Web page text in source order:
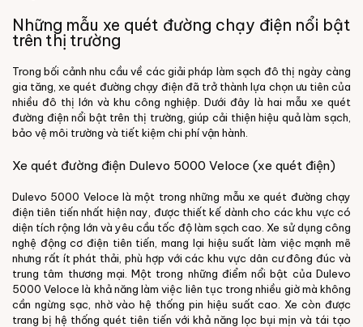
Những mẫu xe quét đường chạy điện nổi bật
trên thị trường
Trong bối cảnh nhu cầu về các giải pháp làm sạch đô thị ngày càng
gia tăng, xe quét đường chạy điện đã trở thành lựa chọn ưu tiên của
nhiều đô thị lớn và khu công nghiệp. Dưới đây là hai mẫu xe quét
đường điện nổi bật trên thị trường, giúp cải thiện hiệu quả làm sạch,
bảo vệ môi trường và tiết kiệm chi phí vận hành.
Xe quét đường điện Dulevo 5000 Veloce (xe quét điện)
Dulevo 5000 Veloce là một trong những mẫu xe quét đường chạy
điện tiên tiến nhất hiện nay, được thiết kế dành cho các khu vực có
diện tích rộng lớn và yêu cầu tốc độ làm sạch cao. Xe sử dụng công
nghệ động cơ điện tiên tiến, mang lại hiệu suất làm việc mạnh mẽ
nhưng rất ít phát thải, phù hợp với các khu vực dân cư đông đúc và
trung tâm thương mại. Một trong những điểm nổi bật của Dulevo
5000 Veloce là khả năng làm việc liên tục trong nhiều giờ mà không
cần ngừng sạc, nhờ vào hệ thống pin hiệu suất cao. Xe còn được
trang bị hệ thống quét tiên tiến với khả năng lọc bụi mịn và tái tạo